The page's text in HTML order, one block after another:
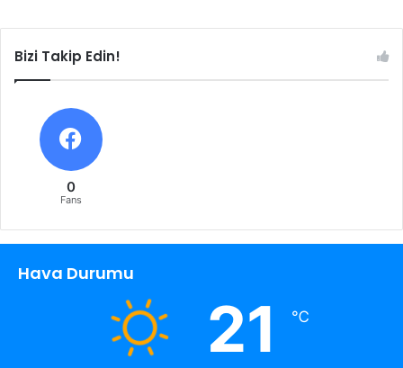
Bizi Takip Edin!
0
Fans
Hava Durumu
21 ℃